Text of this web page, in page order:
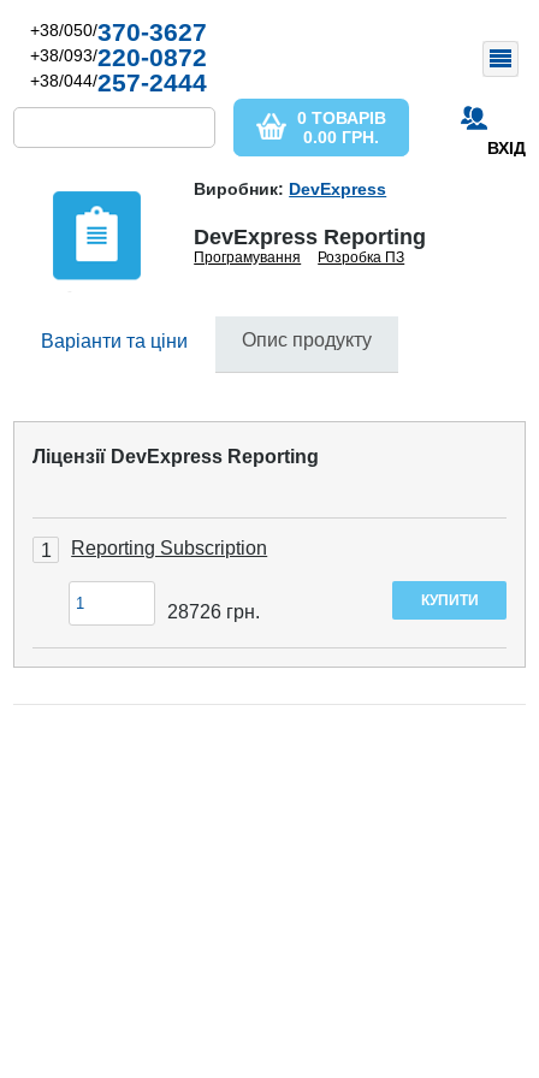
+38/050/370-3627
+38/093/220-0872
+38/044/257-2444
ВХІД
0 ТОВАРІВ
0.00 ГРН.
Виробник: DevExpress
DevExpress Reporting
Програмування Розробка ПЗ
Варіанти та ціни Опис продукту
Ліцензії DevExpress Reporting
1 Reporting Subscription
28726 грн.